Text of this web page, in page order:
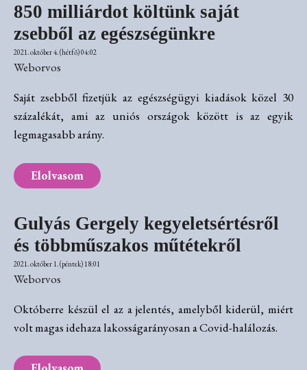
850 milliárdot költünk saját
zsebből az egészségünkre
2021. október 4. (hétfő) 04:02
Weborvos
Saját zsebből fizetjük az egészségügyi kiadások közel 30
százalékát, ami az uniós országok között is az egyik
legmagasabb arány.
Elolvasom
Gulyás Gergely kegyeletsértésről
és többműszakos műtétekről
2021. október 1. (péntek) 18:01
Weborvos
Októberre készül el az a jelentés, amelyből kiderül, miért
volt magas idehaza lakosságarányosan a Covid-halálozás.